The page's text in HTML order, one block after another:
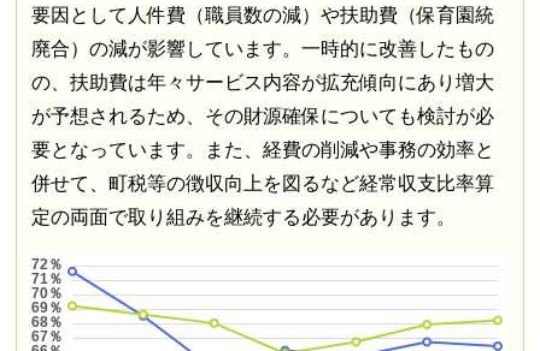
要因として人件費（職員数の減）や扶助費（保育園統
廃合）の減が影響しています。一時的に改善したもの
の、扶助費は年々サービス内容が拡充傾向にあり増大
が予想されるため、その財源確保についても検討が必
要となっています。また、経費の削減や事務の効率と
併せて、町税等の徴収向上を図るなど経常収支比率算
定の両面で取り組みを継続する必要があります。